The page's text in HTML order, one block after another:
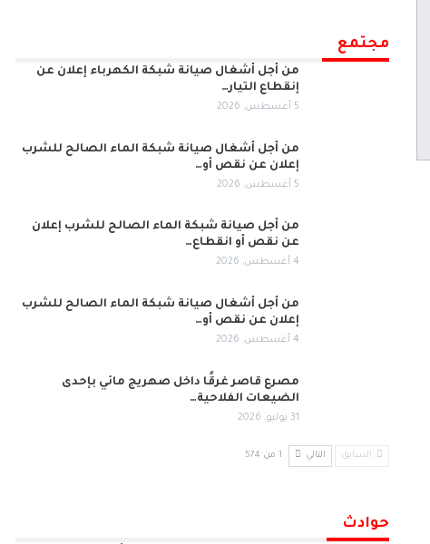
مجتمع
من أجل أشغال صيانة شبكة الكهرباء إعلان عن
إنقطاع التيار…
5 أغسطس, 2026
من أجل أشغال صيانة شبكة الماء الصالح للشرب
إعلان عن نقص أو…
5 أغسطس, 2026
من أجل صيانة شبكة الماء الصالح للشرب إعلان
عن نقص أو انقطاع…
4 أغسطس, 2026
من أجل أشغال صيانة شبكة الماء الصالح للشرب
إعلان عن نقص أو…
4 أغسطس, 2026
مصرع قاصر غرقًا داخل صهريج مائي بإحدى
الضيعات الفلاحية…
31 يوليو, 2026
السابق التالي 1 من 574
حوادث